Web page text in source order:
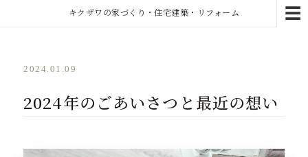
☰
キクザワの家づくり・住宅建築・リフォーム
2024.01.09
2024年のごあいさつと最近の想い